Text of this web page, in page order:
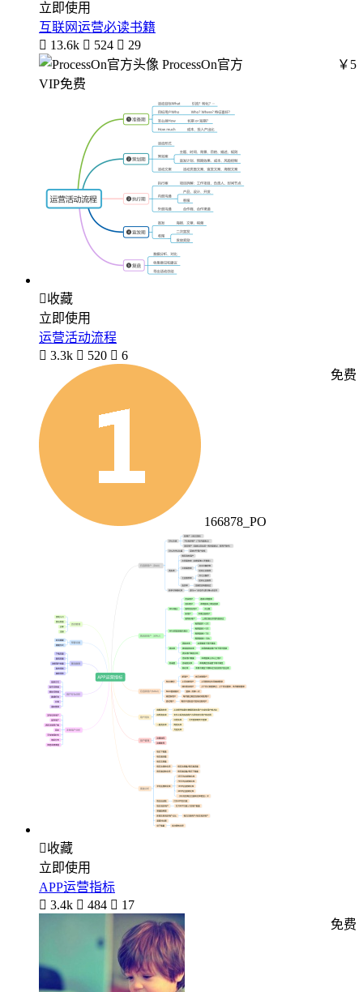
立即使用
互联网运营必读书籍
 13.6k  524  29
ProcessOn官方
￥5
VIP免费
收藏
立即使用
运营活动流程
 3.3k  520  6
166878_PO
免费
收藏
立即使用
APP运营指标
 3.4k  484  17
免费